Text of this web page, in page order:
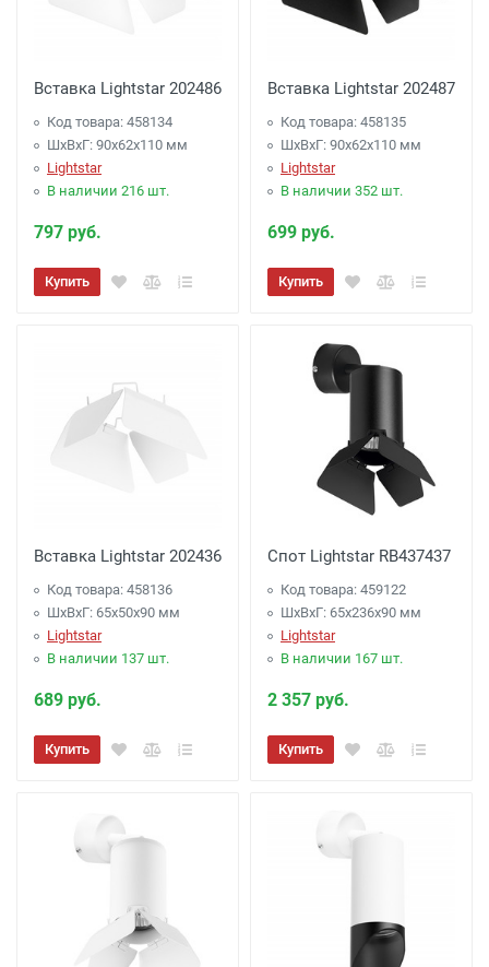
Вставка Lightstar 202486
Код товара: 458134
ШхВхГ: 90x62x110 мм
Lightstar
В наличии 216 шт.
797 руб.
Купить
Вставка Lightstar 202487
Код товара: 458135
ШхВхГ: 90x62x110 мм
Lightstar
В наличии 352 шт.
699 руб.
Купить
Вставка Lightstar 202436
Код товара: 458136
ШхВхГ: 65x50x90 мм
Lightstar
В наличии 137 шт.
689 руб.
Купить
Спот Lightstar RB437437
Код товара: 459122
ШхВхГ: 65x236x90 мм
Lightstar
В наличии 167 шт.
2 357 руб.
Купить